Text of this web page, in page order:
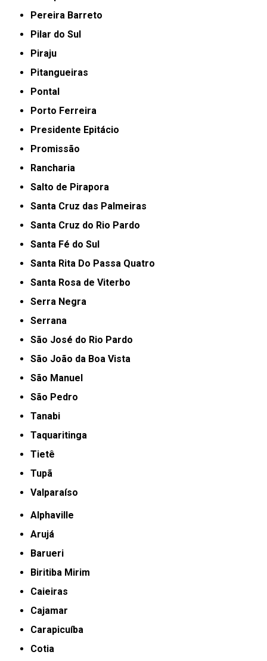
Pereira Barreto
Pilar do Sul
Piraju
Pitangueiras
Pontal
Porto Ferreira
Presidente Epitácio
Promissão
Rancharia
Salto de Pirapora
Santa Cruz das Palmeiras
Santa Cruz do Rio Pardo
Santa Fé do Sul
Santa Rita Do Passa Quatro
Santa Rosa de Viterbo
Serra Negra
Serrana
São José do Rio Pardo
São João da Boa Vista
São Manuel
São Pedro
Tanabi
Taquaritinga
Tietê
Tupã
Valparaíso
Alphaville
Arujá
Barueri
Biritiba Mirim
Caieiras
Cajamar
Carapicuíba
Cotia